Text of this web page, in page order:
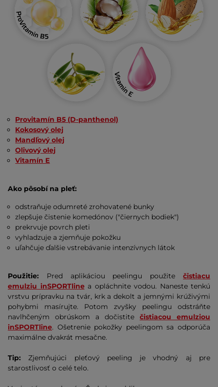
Provitamín B5 (D-panthenol)
Kokosový olej
Mandľový olej
Olivový olej
Vitamín E
Ako pôsobí na pleť:
odstraňuje odumreté zrohovatené bunky
zlepšuje čistenie komedónov ("čiernych bodiek")
prekrvuje povrch pleti
vyhladzuje a zjemňuje pokožku
uľahčuje ďalšie vstrebávanie intenzívnych látok
Použitie: Pred aplikáciou peelingu použite čistiacu
emulziu inSPORTlinea opláchnite vodou. Naneste tenkú
vrstvu prípravku na tvár, krk a dekolt a jemnými krúživými
pohybmi masírujte. Potom zvyšky peelingu odstráňte
navlhčeným obrúskom a dočistite čistiacou emulziou
inSPORTline. Ošetrenie pokožky peelingom sa odporúča
maximálne dvakrát mesačne.
Tip: Zjemňujúci pleťový peeling je vhodný aj pre
starostlivosť o celé telo.